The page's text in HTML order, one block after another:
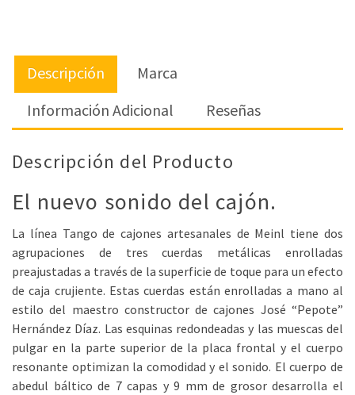
Descripción
Marca
Información Adicional
Reseñas
Descripción del Producto
El nuevo sonido del cajón.
La línea Tango de cajones artesanales de Meinl tiene dos
agrupaciones de tres cuerdas metálicas enrolladas
preajustadas a través de la superficie de toque para un efecto
de caja crujiente. Estas cuerdas están enrolladas a mano al
estilo del maestro constructor de cajones José “Pepote”
Hernández Díaz. Las esquinas redondeadas y las muescas del
pulgar en la parte superior de la placa frontal y el cuerpo
resonante optimizan la comodidad y el sonido. El cuerpo de
abedul báltico de 7 capas y 9 mm de grosor desarrolla el